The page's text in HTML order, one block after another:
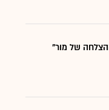
של מור"